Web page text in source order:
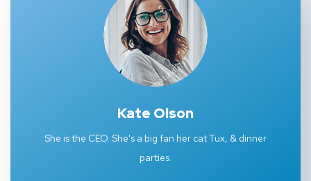
Kate Olson
She is the CEO. She's a big fan her cat Tux, & dinner
parties.